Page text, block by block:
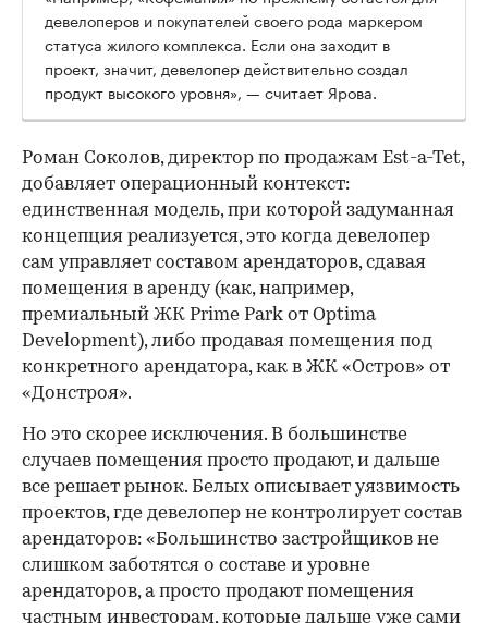
девелоперов и покупателей своего рода маркером
статуса жилого комплекса. Если она заходит в
проект, значит, девелопер действительно создал
продукт высокого уровня», — считает Ярова.
Роман Соколов, директор по продажам Est-a-Tet,
добавляет операционный контекст:
единственная модель, при которой задуманная
концепция реализуется, это когда девелопер
сам управляет составом арендаторов, сдавая
помещения в аренду (как, например,
премиальный ЖК Prime Park от Optima
Development), либо продавая помещения под
конкретного арендатора, как в ЖК «Остров» от
«Донстроя».
Но это скорее исключения. В большинстве
случаев помещения просто продают, и дальше
все решает рынок. Белых описывает уязвимость
проектов, где девелопер не контролирует состав
арендаторов: «Большинство застройщиков не
слишком заботятся о составе и уровне
арендаторов, а просто продают помещения
частным инвесторам, которые дальше уже сами